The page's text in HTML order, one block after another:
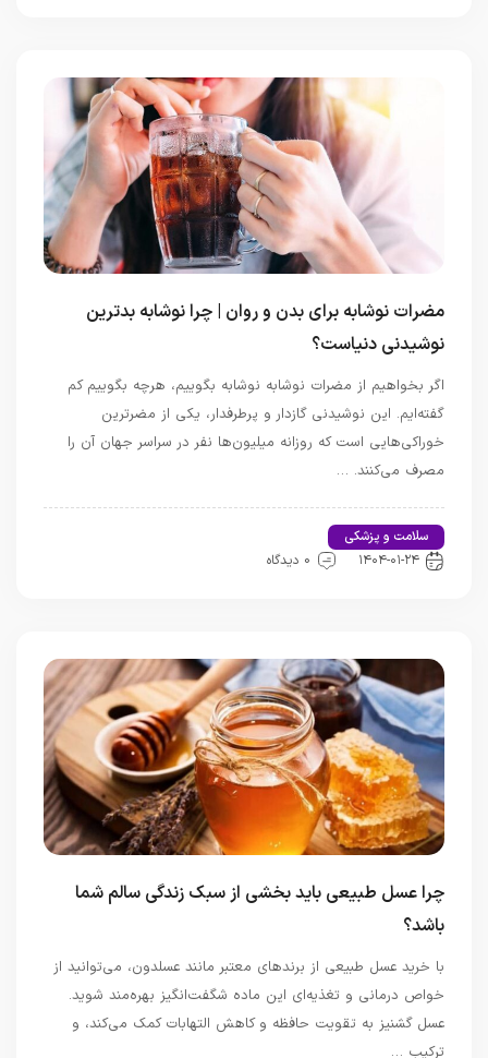
مضرات نوشابه برای بدن و روان | چرا نوشابه بدترین
نوشیدنی دنیاست؟
اگر بخواهیم از مضرات نوشابه نوشابه بگوییم، هرچه بگوییم کم
گفته‌ایم. این نوشیدنی گازدار و پرطرفدار، یکی از مضرترین
خوراکی‌هایی است که روزانه میلیون‌ها نفر در سراسر جهان آن را
مصرف می‌کنند. …
سلامت و پزشکی
۱۴۰۴-۰۱-۲۴
0 دیدگاه
چرا عسل طبیعی باید بخشی از سبک زندگی سالم شما
باشد؟
با خرید عسل طبیعی از برندهای معتبر مانند عسلدون، می‌توانید از
خواص درمانی و تغذیه‌ای این ماده شگفت‌انگیز بهره‌مند شوید.
عسل گشنیز به تقویت حافظه و کاهش التهابات کمک می‌کند، و
ترکیب …